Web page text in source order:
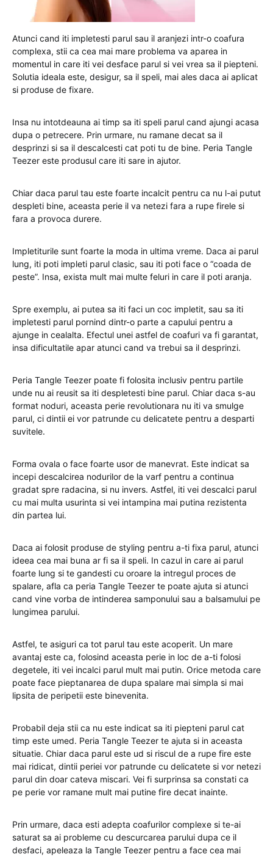
Atunci cand iti impletesti parul sau il aranjezi intr-o coafura
complexa, stii ca cea mai mare problema va aparea in
momentul in care iti vei desface parul si vei vrea sa il piepteni.
Solutia ideala este, desigur, sa il speli, mai ales daca ai aplicat
si produse de fixare.
Insa nu intotdeauna ai timp sa iti speli parul cand ajungi acasa
dupa o petrecere. Prin urmare, nu ramane decat sa il
desprinzi si sa il descalcesti cat poti tu de bine. Peria Tangle
Teezer este produsul care iti sare in ajutor.
Chiar daca parul tau este foarte incalcit pentru ca nu l-ai putut
despleti bine, aceasta perie il va netezi fara a rupe firele si
fara a provoca durere.
Impletiturile sunt foarte la moda in ultima vreme. Daca ai parul
lung, iti poti impleti parul clasic, sau iti poti face o “coada de
peste”. Insa, exista mult mai multe feluri in care il poti aranja.
Spre exemplu, ai putea sa iti faci un coc impletit, sau sa iti
impletesti parul pornind dintr-o parte a capului pentru a
ajunge in cealalta. Efectul unei astfel de coafuri va fi garantat,
insa dificultatile apar atunci cand va trebui sa il desprinzi.
Peria Tangle Teezer poate fi folosita inclusiv pentru partile
unde nu ai reusit sa iti despletesti bine parul. Chiar daca s-au
format noduri, aceasta perie revolutionara nu iti va smulge
parul, ci dintii ei vor patrunde cu delicatete pentru a desparti
suvitele.
Forma ovala o face foarte usor de manevrat. Este indicat sa
incepi descalcirea nodurilor de la varf pentru a continua
gradat spre radacina, si nu invers. Astfel, iti vei descalci parul
cu mai multa usurinta si vei intampina mai putina rezistenta
din partea lui.
Daca ai folosit produse de styling pentru a-ti fixa parul, atunci
ideea cea mai buna ar fi sa il speli. In cazul in care ai parul
foarte lung si te gandesti cu oroare la intregul proces de
spalare, afla ca peria Tangle Teezer te poate ajuta si atunci
cand vine vorba de intinderea samponului sau a balsamului pe
lungimea parului.
Astfel, te asiguri ca tot parul tau este acoperit. Un mare
avantaj este ca, folosind aceasta perie in loc de a-ti folosi
degetele, iti vei incalci parul mult mai putin. Orice metoda care
poate face pieptanarea de dupa spalare mai simpla si mai
lipsita de peripetii este binevenita.
Probabil deja stii ca nu este indicat sa iti piepteni parul cat
timp este umed. Peria Tangle Teezer te ajuta si in aceasta
situatie. Chiar daca parul este ud si riscul de a rupe fire este
mai ridicat, dintii periei vor patrunde cu delicatete si vor netezi
parul din doar cateva miscari. Vei fi surprinsa sa constati ca
pe perie vor ramane mult mai putine fire decat inainte.
Prin urmare, daca esti adepta coafurilor complexe si te-ai
saturat sa ai probleme cu descurcarea parului dupa ce il
desfaci, apeleaza la Tangle Teezer pentru a face cea mai